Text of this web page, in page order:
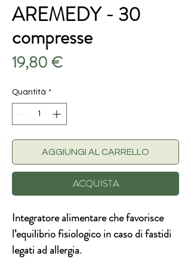
AREMEDY - 30
compresse
19,80 €Prezzo
Quantità *
AGGIUNGI AL CARRELLO
ACQUISTA
Integratore alimentare che favorisce
l’equilibrio fisiologico in caso di fastidi
legati ad allergia.